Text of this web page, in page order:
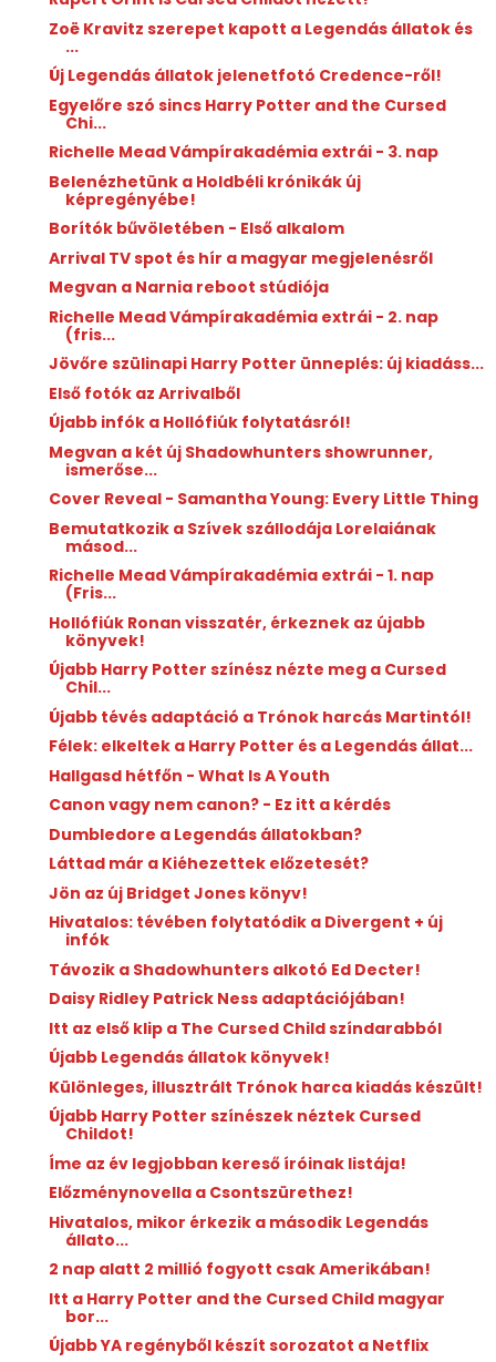
Zoë Kravitz szerepet kapott a Legendás állatok és
...
Új Legendás állatok jelenetfotó Credence-ről!
Egyelőre szó sincs Harry Potter and the Cursed
Chi...
Richelle Mead Vámpírakadémia extrái - 3. nap
Belenézhetünk a Holdbéli krónikák új
képregényébe!
Borítók bűvöletében - Első alkalom
Arrival TV spot és hír a magyar megjelenésről
Megvan a Narnia reboot stúdiója
Richelle Mead Vámpírakadémia extrái - 2. nap
(fris...
Jövőre szülinapi Harry Potter ünneplés: új kiadáss...
Első fotók az Arrivalből
Újabb infók a Hollófiúk folytatásról!
Megvan a két új Shadowhunters showrunner,
ismerőse...
Cover Reveal - Samantha Young: Every Little Thing
Bemutatkozik a Szívek szállodája Lorelaiának
másod...
Richelle Mead Vámpírakadémia extrái - 1. nap
(Fris...
Hollófiúk Ronan visszatér, érkeznek az újabb
könyvek!
Újabb Harry Potter színész nézte meg a Cursed
Chil...
Újabb tévés adaptáció a Trónok harcás Martintól!
Félek: elkeltek a Harry Potter és a Legendás állat...
Hallgasd hétfőn - What Is A Youth
Canon vagy nem canon? - Ez itt a kérdés
Dumbledore a Legendás állatokban?
Láttad már a Kiéhezettek előzetesét?
Jön az új Bridget Jones könyv!
Hivatalos: tévében folytatódik a Divergent + új
infók
Távozik a Shadowhunters alkotó Ed Decter!
Daisy Ridley Patrick Ness adaptációjában!
Itt az első klip a The Cursed Child színdarabból
Újabb Legendás állatok könyvek!
Különleges, illusztrált Trónok harca kiadás készült!
Újabb Harry Potter színészek néztek Cursed
Childot!
Íme az év legjobban kereső íróinak listája!
Előzménynovella a Csontszürethez!
Hivatalos, mikor érkezik a második Legendás
állato...
2 nap alatt 2 millió fogyott csak Amerikában!
Itt a Harry Potter and the Cursed Child magyar
bor...
Újabb YA regényből készít sorozatot a Netflix